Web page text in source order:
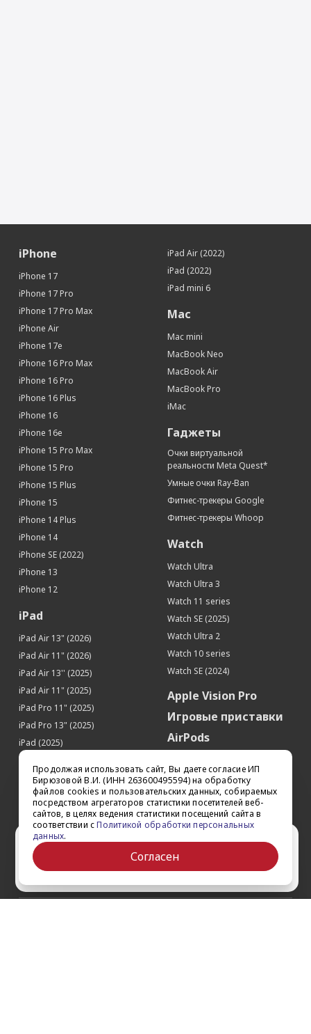
Продолжая использовать сайт, Вы даете согласие ИП
Бирюзовой В.И. (ИНН 263600495594) на обработку
файлов cookies и пользовательских данных, собираемых
посредством агрегаторов статистики посетителей веб-
сайтов, в целях ведения статистики посещений сайта в
соответствии сПолитикой обработки персональных
данных.
Согласен
Ваш город Ставрополь?
Да Выбрать другой
iPhone
iPhone 17
iPhone 17 Pro
iPhone 17 Pro Max
iPhone Air
iPhone 17e
iPhone 16 Pro Max
iPhone 16 Pro
iPhone 16 Plus
iPhone 16
iPhone 16e
iPhone 15 Pro Max
iPhone 15 Pro
iPhone 15 Plus
iPhone 15
iPhone 14 Plus
iPhone 14
iPhone SE (2022)
iPhone 13
iPhone 12
iPad
iPad Air 13" (2026)
iPad Air 11" (2026)
iPad Air 13'' (2025)
iPad Air 11" (2025)
iPad Pro 11" (2025)
iPad Pro 13" (2025)
iPad (2025)
iPad Pro 13'' (2024)
iPad Pro 11'' (2024)
iPad Air 13'' (2024)
iPad Air 11" (2024)
iPad mini 7
iPad Pro 12.9'' (2022)
iPad Pro 11'' (2022)
iPad Air (2022)
iPad (2022)
iPad mini 6
Mac
Mac mini
MacBook Neo
MacBook Air
MacBook Pro
iMac
Гаджеты
Очки виртуальной
реальности Meta Quest*
Умные очки Ray-Ban
Фитнес-трекеры Google
Фитнес-трекеры Whoop
Watch
Watch Ultra
Watch Ultra 3
Watch 11 series
Watch SE (2025)
Watch Ultra 2
Watch 10 series
Watch SE (2024)
Apple Vision Pro
Игровые приставки
AirPods
Квадрокоптеры
Apple TV
Dyson
Сертификаты